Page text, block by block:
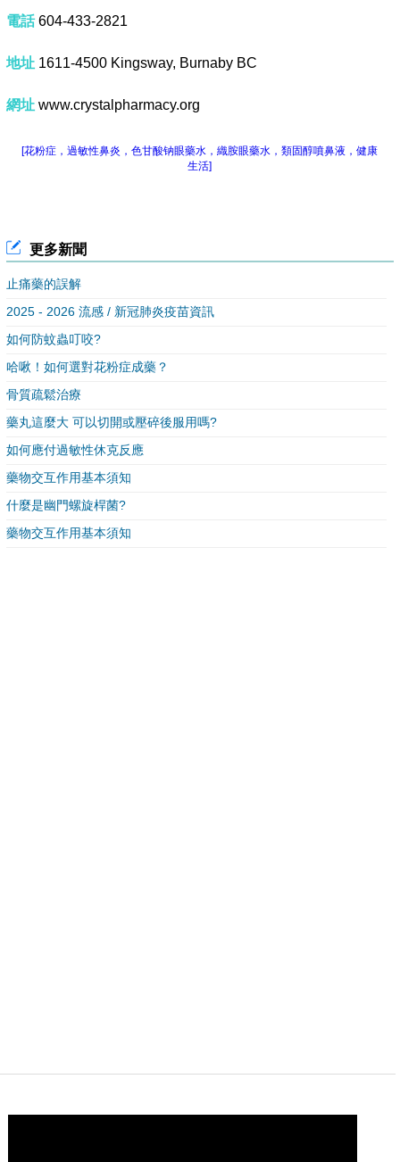
電話604-433-2821
地址1611-4500 Kingsway, Burnaby BC
網址www.crystalpharmacy.org
[花粉症，過敏性鼻炎，色甘酸钠眼藥水，織胺眼藥水，類固醇噴鼻液，健康
生活]
更多新聞
止痛藥的誤解
2025 - 2026 流感 / 新冠肺炎疫苗資訊
如何防蚊蟲叮咬?
哈啾！如何選對花粉症成藥？
骨質疏鬆治療
藥丸這麼大 可以切開或壓碎後服用嗎?
如何應付過敏性休克反應
藥物交互作用基本須知
什麼是幽門螺旋桿菌?
藥物交互作用基本須知